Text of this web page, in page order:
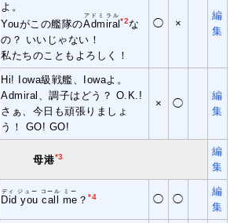
よ。
Youがこの艦隊のAdmiral
アドミラル
*2な
の？ いいじゃない！
私たちのこともよろしく！
◯ ×
編
集
Hi! Iowa級戦艦、Iowaよ。
Admiral、調子はどう？ O.K.!
さぁ、今日も頑張りましょ
う！ GO! GO!
× ◯
編
集
母港*3
編
集
Did you call me
ディ ジュー コール ミー
？*4 ◯ ◯
編
集